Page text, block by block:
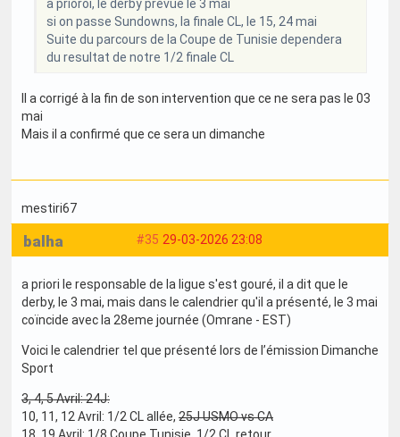
a prioroi, le derby prévue le 3 mai
si on passe Sundowns, la finale CL, le 15, 24 mai
Suite du parcours de la Coupe de Tunisie dependera
du resultat de notre 1/2 finale CL
Il a corrigé à la fin de son intervention que ce ne sera pas le 03
mai
Mais il a confirmé que ce sera un dimanche
mestiri67
#35 29-03-2026 23:08
balha
a priori le responsable de la ligue s'est gouré, il a dit que le
derby, le 3 mai, mais dans le calendrier qu'il a présenté, le 3 mai
coïncide avec la 28eme journée (Omrane - EST)
Voici le calendrier tel que présenté lors de l’émission Dimanche
Sport
3, 4, 5 Avril: 24J:
10, 11, 12 Avril: 1/2 CL allée, 25J USMO vs CA